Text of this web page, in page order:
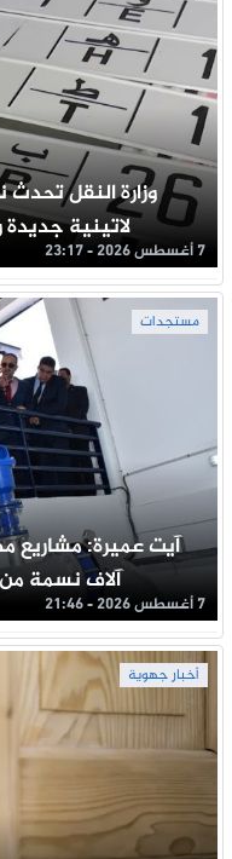
وزارة النقل
لاتينية
7 أغسطس 2026 - 23:17
مستجدات
آلاف نسمة من
7 أغسطس 2026 - 21:46
أخبار جهوية